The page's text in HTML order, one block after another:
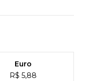
Euro
R$ 5,88